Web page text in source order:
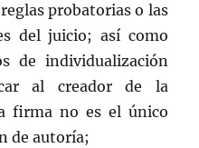
probatorias o las
del juicio; así como
de individualización
al creador de la
firma no es el único
de autoría;